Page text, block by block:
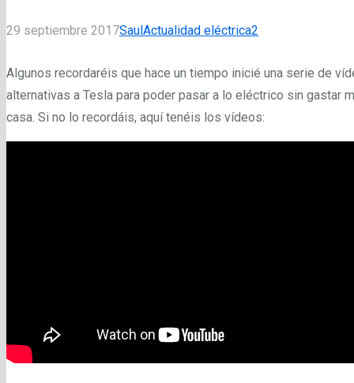
29 septiembre 2017SaulActualidad eléctrica2
Algunos recordaréis que hace un tiempo inicié una serie de
alternativas a Tesla para poder pasar a lo eléctrico sin gastar
casa. Si no lo recordáis, aquí tenéis los vídeos: